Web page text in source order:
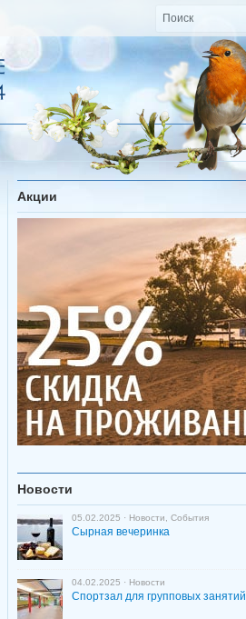
Акции
Новости
05.02.2025 · Новости События
Сырная вечеринка
04.02.2025 · Новости
Спортзал для групповых занятий